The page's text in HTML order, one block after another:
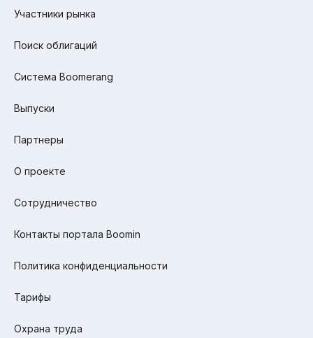
Участники рынка
Поиск облигаций
Система Boomerang
Выпуски
Партнеры
О проекте
Сотрудничество
Контакты портала Boomin
Политика конфиденциальности
Тарифы
Охрана труда